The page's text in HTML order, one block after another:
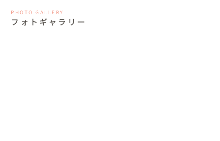
PHOTO GALLERY
フォトギャラリー